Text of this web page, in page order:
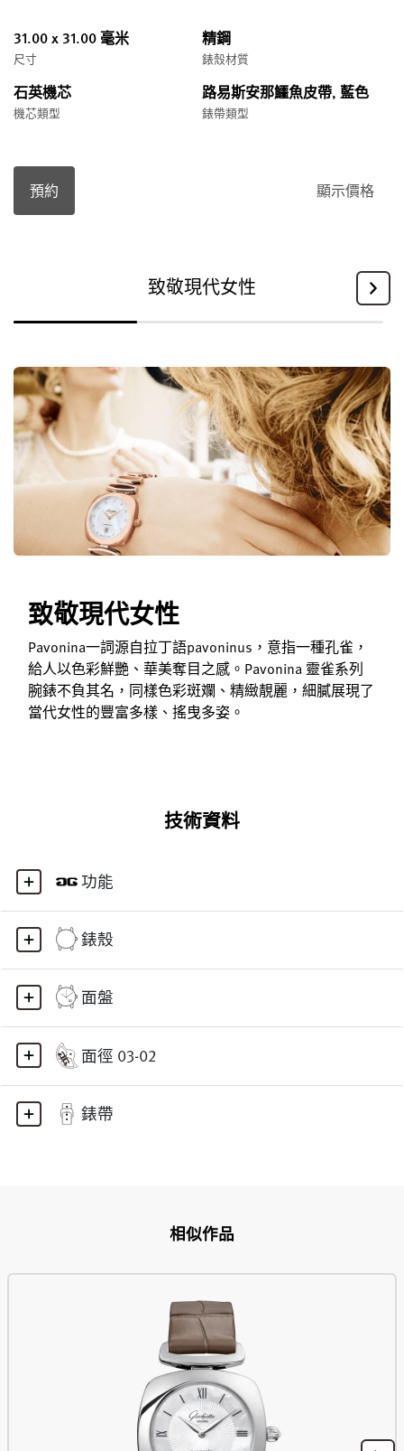
31.00 x 31.00 毫米
尺寸
精鋼
錶殼材質
石英機芯
機芯類型
路易斯安那鱷魚皮帶, 藍色
錶帶類型
預約 顯示價格
致敬現代女性
致敬現代女性
Pavonina一詞源自拉丁語pavoninus，意指一種孔雀，
給人以色彩鮮艷、華美奪目之感。Pavonina 靈雀系列
腕錶不負其名，同樣色彩斑斕、精緻靚麗，細膩展現了
當代女性的豐富多樣、搖曳多姿。
技術資料
功能
錶殼
面盤
面徑 03-02
錶帶
相似作品